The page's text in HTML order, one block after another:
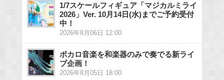
1/7スケールフィギュア「マジカルミライ
2026」Ver. 10月14日(水)までご予約受付
中！
2026年8月06日 12:00
ボカロ音楽を和楽器のみで奏でる新ライ
ブ企画！
2026年8月05日 18:00